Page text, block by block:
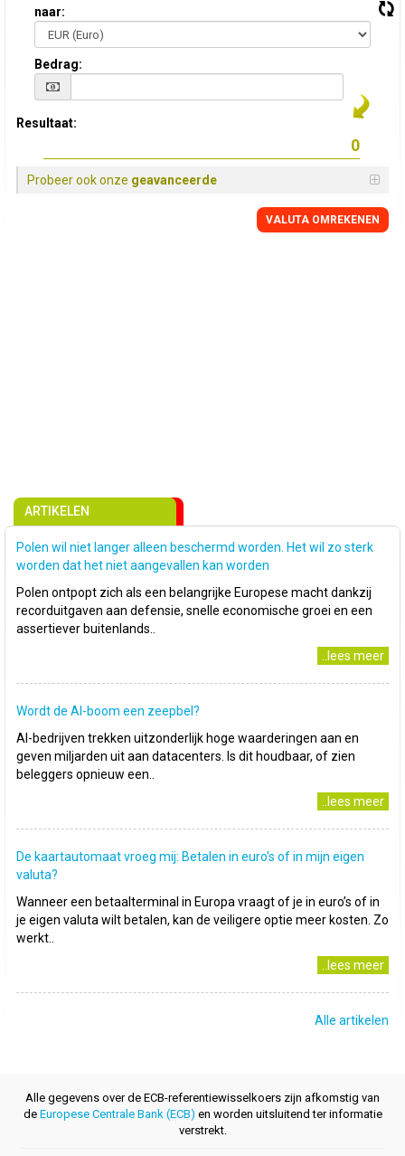
naar:
Bedrag:
Resultaat:
Probeer ook onze geavanceerde
VALUTA OMREKENEN
ARTIKELEN
Polen wil niet langer alleen beschermd worden. Het wil zo sterk
worden dat het niet aangevallen kan worden
Polen ontpopt zich als een belangrijke Europese macht dankzij
recorduitgaven aan defensie, snelle economische groei en een
assertiever buitenlands..
..lees meer
Wordt de AI-boom een zeepbel?
AI-bedrijven trekken uitzonderlijk hoge waarderingen aan en
geven miljarden uit aan datacenters. Is dit houdbaar, of zien
beleggers opnieuw een..
..lees meer
De kaartautomaat vroeg mij: Betalen in euro's of in mijn eigen
valuta?
Wanneer een betaalterminal in Europa vraagt of je in euro’s of in
je eigen valuta wilt betalen, kan de veiligere optie meer kosten. Zo
werkt..
..lees meer
Alle artikelen
Alle gegevens over de ECB-referentiewisselkoers zijn afkomstig van
de Europese Centrale Bank (ECB) en worden uitsluitend ter informatie
verstrekt.